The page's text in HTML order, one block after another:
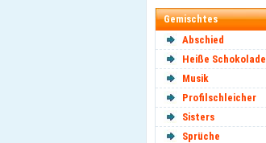
Gemischtes
Abschied
Heiße Schokolade
Musik
Profilschleicher
Sisters
Sprüche